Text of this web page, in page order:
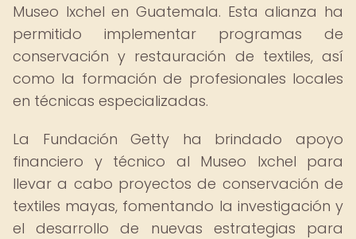
Museo Ixchel en Guatemala. Esta alianza ha
permitido implementar programas de
conservación y restauración de textiles, así
como la formación de profesionales locales
en técnicas especializadas.
La Fundación Getty ha brindado apoyo
financiero y técnico al Museo Ixchel para
llevar a cabo proyectos de conservación de
textiles mayas, fomentando la investigación y
el desarrollo de nuevas estrategias para